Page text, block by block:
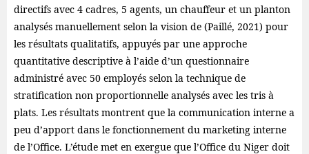
directifs avec 4 cadres, 5 agents, un chauffeur et un planton
analysés manuellement selon la vision de (Paillé, 2021) pour
les résultats qualitatifs, appuyés par une approche
quantitative descriptive à l’aide d’un questionnaire
administré avec 50 employés selon la technique de
stratification non proportionnelle analysés avec les tris à
plats. Les résultats montrent que la communication interne a
peu d’apport dans le fonctionnement du marketing interne
de l’Office. L’étude met en exergue que l’Office du Niger doit